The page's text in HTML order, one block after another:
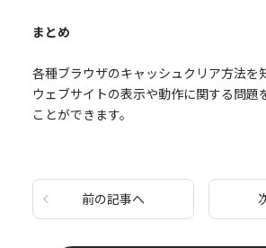
まとめ
各種ブラウザのキャッシュクリア方法を
ウェブサイトの表示や動作に関する問題
ことができます。
前の記事へ